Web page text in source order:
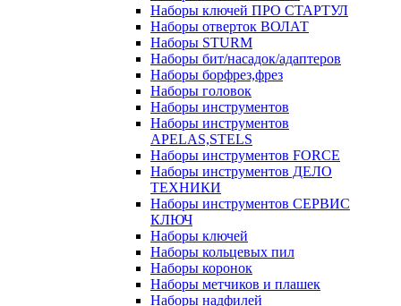
Наборы ключей ПРО СТАРТУЛ
Наборы отверток ВОЛАТ
Наборы STURM
Наборы бит/насадок/адаптеров
Наборы борфрез,фрез
Наборы головок
Наборы инструментов
Наборы инструментов
APELAS,STELS
Наборы инструментов FORCE
Наборы инструментов ДЕЛО
ТЕХНИКИ
Наборы инструментов СЕРВИС
КЛЮЧ
Наборы ключей
Наборы кольцевых пил
Наборы коронок
Наборы метчиков и плашек
Наборы надфилей